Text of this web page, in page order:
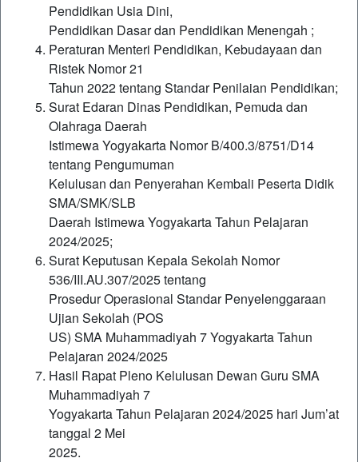
Pendidikan Usia Dini,
Pendidikan Dasar dan Pendidikan Menengah ;
Peraturan Menteri Pendidikan, Kebudayaan dan
Ristek Nomor 21
Tahun 2022 tentang Standar Penilaian Pendidikan;
Surat Edaran Dinas Pendidikan, Pemuda dan
Olahraga Daerah
Istimewa Yogyakarta Nomor B/400.3/8751/D14
tentang Pengumuman
Kelulusan dan Penyerahan Kembali Peserta Didik
SMA/SMK/SLB
Daerah Istimewa Yogyakarta Tahun Pelajaran
2024/2025;
Surat Keputusan Kepala Sekolah Nomor
536/III.AU.307/2025 tentang
Prosedur Operasional Standar Penyelenggaraan
Ujian Sekolah (POS
US) SMA Muhammadiyah 7 Yogyakarta Tahun
Pelajaran 2024/2025
Hasil Rapat Pleno Kelulusan Dewan Guru SMA
Muhammadiyah 7
Yogyakarta Tahun Pelajaran 2024/2025 hari Jum’at
tanggal 2 Mei
2025.